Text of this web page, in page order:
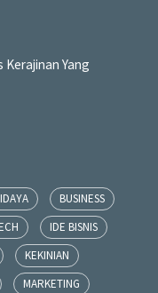
Yang
BUSINESS
IDE BISNIS
KEKINIAN
MARKETING